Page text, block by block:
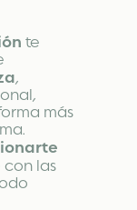
te
,
más
con las